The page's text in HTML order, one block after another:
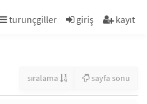
turunçgiller giriş kayıt
sıralama sayfa sonu